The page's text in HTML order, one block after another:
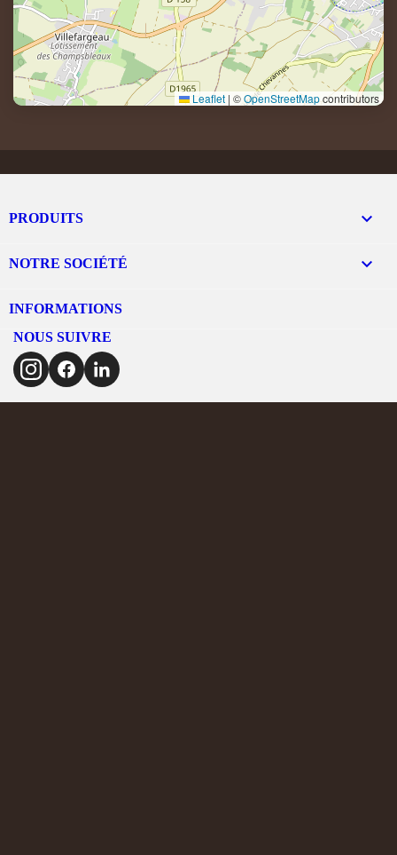
Leaflet | ©OpenStreetMapcontributors
PRODUITS 
NOTRE SOCIÉTÉ 
INFORMATIONS
NOUS SUIVRE